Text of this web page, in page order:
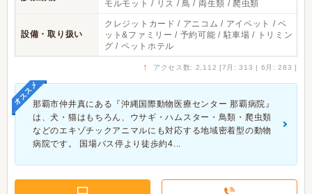
モルモット / リス / 鳥 / 両生類 / 爬虫類
設備・取り扱い
クレジットカード / アニコム / アイペット / ペ
ット&ファミリー / 予約可能 / 駐車場 / トリミン
グ / ペットホテル
↑ アクセス数: 2,112 [7月: 313 | 6月: 283 ]
オススメ那覇市仲井真にある『沖縄国際動物医療センター 那覇病院』
は、犬・猫はもちろん、ウサギ・ハムスター・鳥類・爬虫類
などのエキゾチックアニマルにも対応する地域密着型の動物
病院です。 国場バス停より徒歩約4...